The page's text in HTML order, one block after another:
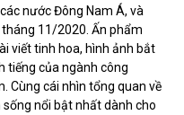
nước Đông Nam Á, và
11/2020. Ấn phẩm
viết tinh hoa, hình ảnh bắt
tiếng của ngành công
Cùng cái nhìn tổng quan về
nổi bật nhất dành cho